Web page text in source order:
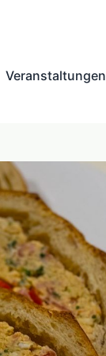
Veranstaltungen